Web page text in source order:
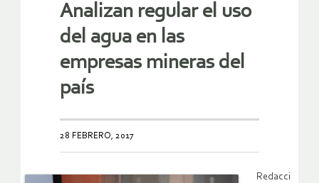
Analizan regular el uso
del agua en las
empresas mineras del
país
28 FEBRERO, 2017
Redacci